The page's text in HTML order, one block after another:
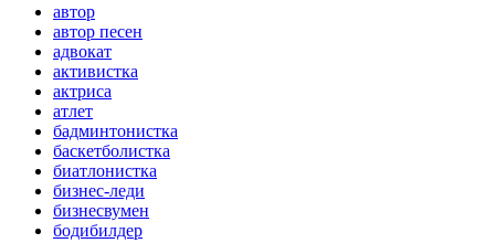
автор
автор песен
адвокат
активистка
актриса
атлет
бадминтонистка
баскетболистка
биатлонистка
бизнес-леди
бизнесвумен
бодибилдер